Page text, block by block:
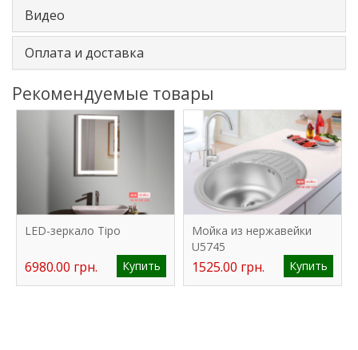
Видео
Оплата и доставка
Рекомендуемые товары
LED-зеркало Tipo
6980.00 грн. Купить
Мойка из нержавейки
U5745
1525.00 грн. Купить